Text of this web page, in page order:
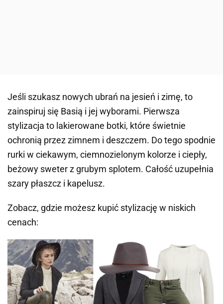
Jeśli szukasz nowych ubrań na jesień i zimę, to
zainspiruj się Basią i jej wyborami. Pierwsza
stylizacja to lakierowane botki, które świetnie
ochronią przez zimnem i deszczem. Do tego spodnie
rurki w ciekawym, ciemnozielonym kolorze i ciepły,
beżowy sweter z grubym splotem. Całość uzupełnia
szary płaszcz i kapelusz.
Zobacz, gdzie możesz kupić stylizację w niskich
cenach: